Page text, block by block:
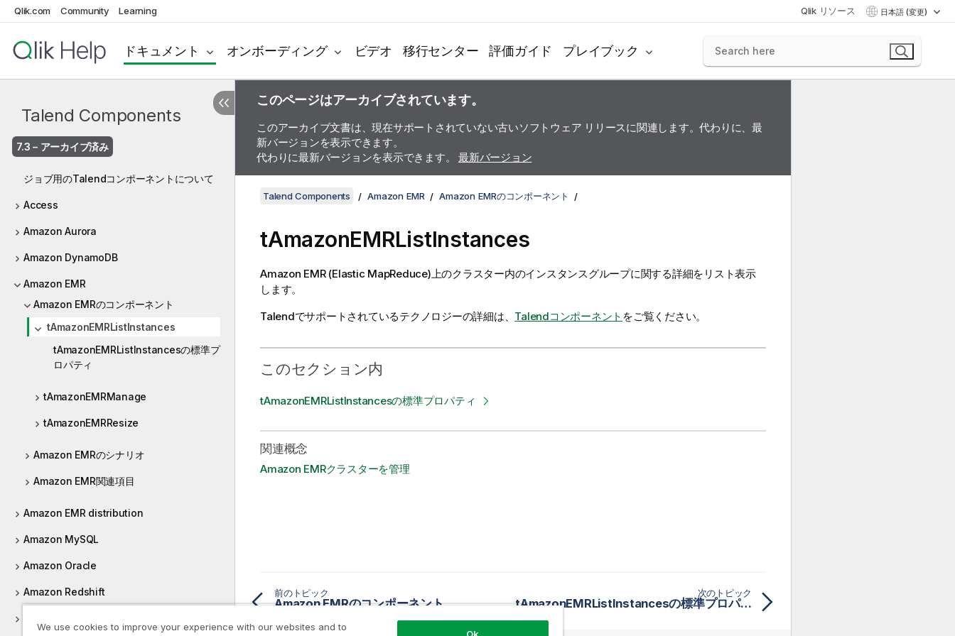
Qlik.com Community Learning Qlik リソース 日本語 (変更)
ドキュメント オンボーディング ビデオ 移行センター 評価ガイド プレイブック
Talend Components
7.3 – アーカイブ済み
ジョブ用のTalendコンポーネントについて
Access
Amazon Aurora
Amazon DynamoDB
Amazon EMR
Amazon EMRのコンポーネント
tAmazonEMRListInstances
tAmazonEMRListInstancesの標準プ
ロパティ
tAmazonEMRManage
tAmazonEMRResize
Amazon EMRのシナリオ
Amazon EMR関連項目
Amazon EMR distribution
Amazon MySQL
Amazon Oracle
Amazon Redshift
このページはアーカイブされています。
このアーカイブ文書は、現在サポートされていない古いソフトウェア リリースに関連します。代わりに、最
新バージョンを表示できます。
代わりに最新バージョンを表示できます。 最新バージョン
Talend Components Amazon EMR Amazon EMRのコンポーネント
tAmazonEMRListInstances
Amazon EMR (Elastic MapReduce)上のクラスター内のインスタンスグループに関する詳細をリスト表示
します。
Talendでサポートされているテクノロジーの詳細は、 Talendコンポーネント をご覧ください。
このセクション内
tAmazonEMRListInstancesの標準プロパティ
関連概念
Amazon EMRクラスターを管理
前のトピック
Amazon EMRのコンポーネント
次のトピック
tAmazonEMRListInstancesの標準プロパティ
We use cookies to improve your experience with our websites and to